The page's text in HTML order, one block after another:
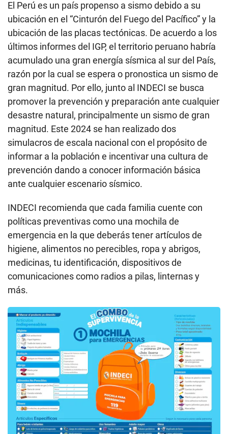
El Perú es un país propenso a sismo debido a su
ubicación en el “Cinturón del Fuego del Pacífico” y la
ubicación de las placas tectónicas. De acuerdo a los
últimos informes del IGP, el territorio peruano habría
acumulado una gran energía sísmica al sur del País,
razón por la cual se espera o pronostica un sismo de
gran magnitud. Por ello, junto al INDECI se busca
promover la prevención y preparación ante cualquier
desastre natural, principalmente un sismo de gran
magnitud. Este 2024 se han realizado dos
simulacros de escala nacional con el propósito de
informar a la población e incentivar una cultura de
prevención dando a conocer información básica
ante cualquier escenario sísmico.
INDECI recomienda que cada familia cuente con
políticas preventivas como una mochila de
emergencia en la que deberás tener artículos de
higiene, alimentos no perecibles, ropa y abrigos,
medicinas, tu identificación, dispositivos de
comunicaciones como radios a pilas, linternas y
más.